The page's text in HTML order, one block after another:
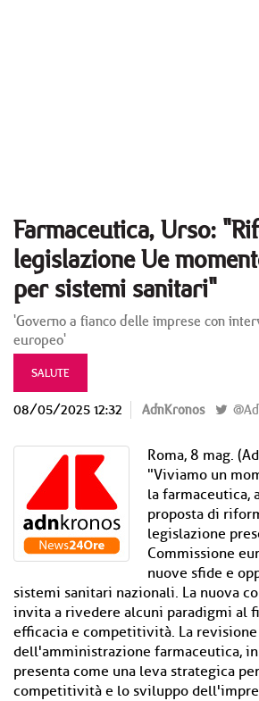
Farmaceutica, Urso:
legislazione Ue
per sistemi sanitari"
'Governo a fianco delle imprese con
europeo'
SALUTE
08/05/2025 12:32 AdnKronos
Roma, 8 mag.
"Viviamo un
la farmaceutica,
proposta di
legislazione
Commissione
nuove sfide e
sistemi sanitari nazionali. La nuova
invita a rivedere alcuni paradigmi al
efficacia e competitività. La revisione
dell'amministrazione farmaceutica,
presenta come una leva strategica
competitività e lo sviluppo